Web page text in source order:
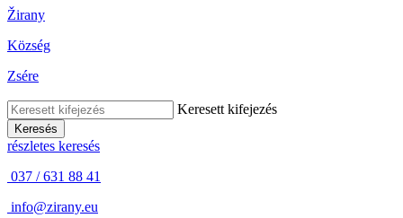
Žirany
Község
Zsére
Keresett kifejezés
Keresés
részletes keresés
037 / 631 88 41
info@zirany.eu